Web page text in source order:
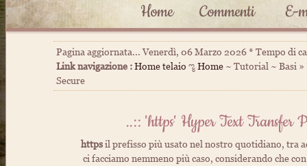
Home Commenti E-
Pagina aggiornata... Venerdì, 06 Marzo 2026 * Tempo di
Link navigazione : Home telaio ೡHome~ Tutorial ~ Basi »
Secure
..:: 'https' Hyper Text Transfer
httpsil prefisso più usato nel nostro quotidiano, tra
ci facciamo nemmeno più caso, considerando che